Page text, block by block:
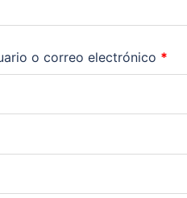
o correo electrónico *